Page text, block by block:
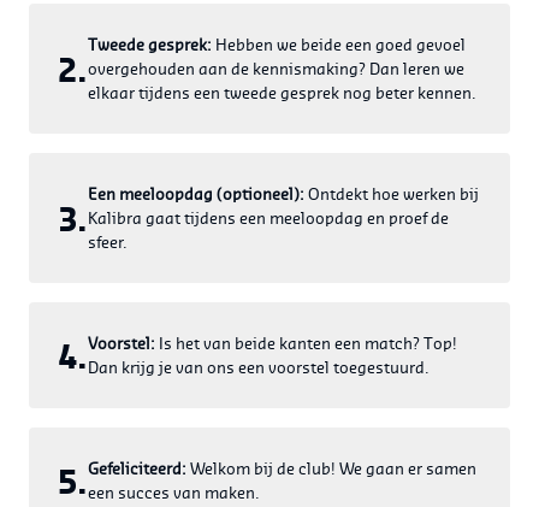
2.
Tweede gesprek: Hebben we beide een goed gevoel
overgehouden aan de kennismaking? Dan leren we
elkaar tijdens een tweede gesprek nog beter kennen.
3.
Een meeloopdag (optioneel): Ontdekt hoe werken bij
Kalibra gaat tijdens een meeloopdag en proef de
sfeer.
4.Voorstel: Is het van beide kanten een match? Top!
Dan krijg je van ons een voorstel toegestuurd.
5.Gefeliciteerd: Welkom bij de club! We gaan er samen
een succes van maken.